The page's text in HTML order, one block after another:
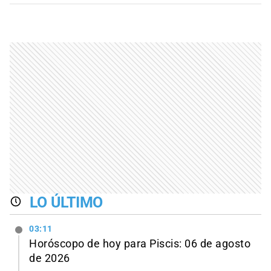
LO ÚLTIMO
03:11
Horóscopo de hoy para Piscis: 06 de agosto
de 2026